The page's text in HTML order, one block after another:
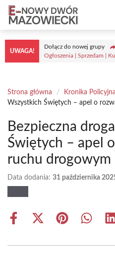
Przejdź
treści
UWAGA!
Dołącz do nowej grupy
Ogłoszenia | Sprzedam |
Strona główna / Kronika Policyjna
Wszystkich Świętych – apel o
Bezpieczna
Świętych – apel
ruchu drogowym
Data dodania: 31 października
Share
Share
(Twitter)
Share Share